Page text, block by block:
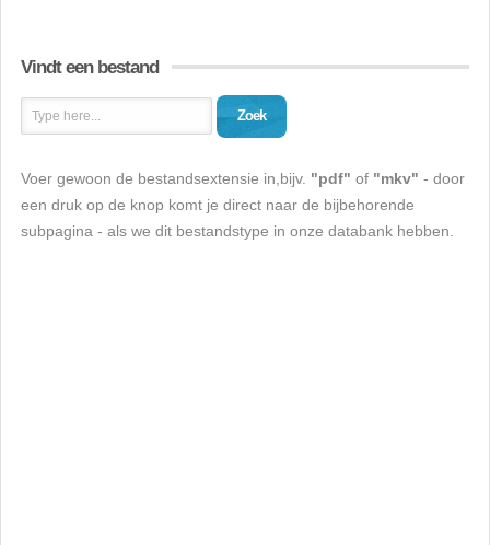
Vindt een bestand
Zoek
Voer gewoon de bestandsextensie in,bijv. "pdf" of "mkv" - door
een druk op de knop komt je direct naar de bijbehorende
subpagina - als we dit bestandstype in onze databank hebben.